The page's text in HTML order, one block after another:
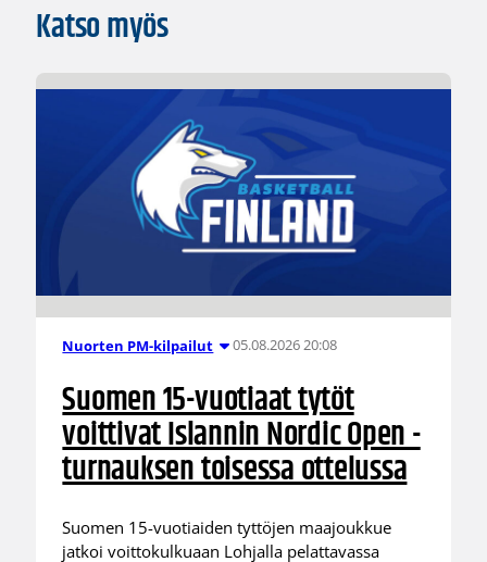
Katso myös
Nuorten PM-kilpailut 05.08.2026 20:08
Suomen 15-vuotiaat tytöt
voittivat Islannin Nordic Open -
turnauksen toisessa ottelussa
Suomen 15-vuotiaiden tyttöjen maajoukkue
jatkoi voittokulkuaan Lohjalla pelattavassa